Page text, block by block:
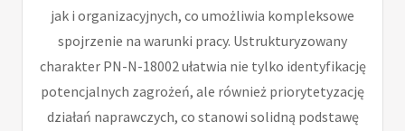
jak i organizacyjnych, co umożliwia kompleksowe
spojrzenie na warunki pracy. Ustrukturyzowany
charakter PN-N-18002 ułatwia nie tylko identyfikację
potencjalnych zagrożeń, ale również priorytetyzację
działań naprawczych, co stanowi solidną podstawę